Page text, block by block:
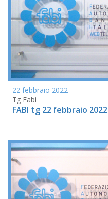
22 febbraio 2022
Tg Fabi
FABI tg 22 febbraio 2022